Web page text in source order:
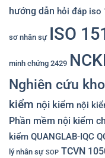
hướng dẫn hỏi đáp iso
sơ nhân sự ISO
minh chứng 2429
Nghiên cứu
kiểm nội kiểm nội
Phần mềm nội kiểm
kiểm QUANGLAB-IQC
lý nhân sự SOP TCVN